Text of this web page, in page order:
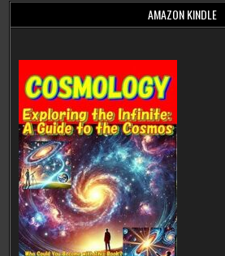
AMAZON KINDLE